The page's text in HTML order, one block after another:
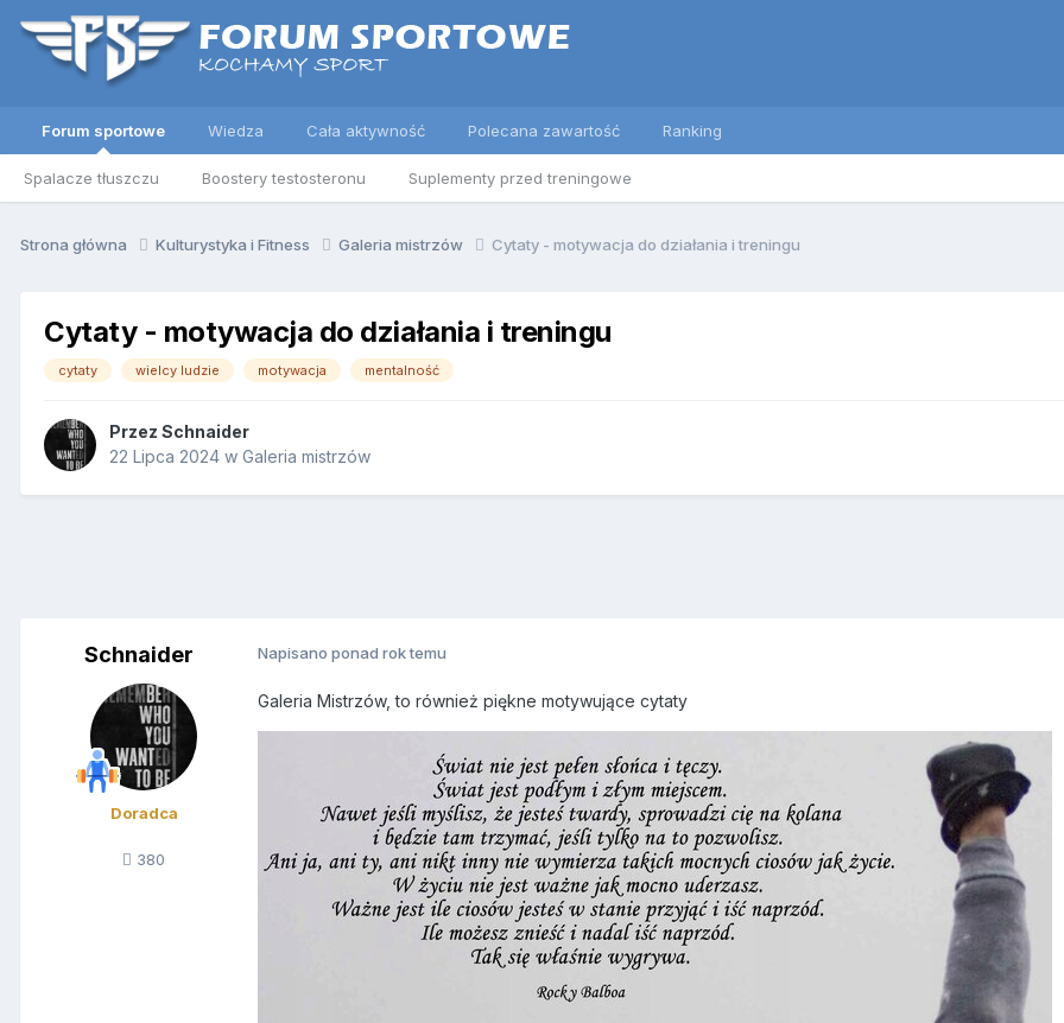
Forum sportowe
Spalacze tłuszczu Boostery testosteronu Suplementy przed treningowe
Wiedza Cała aktywność Polecana zawartość Ranking
Strona główna Kulturystyka i Fitness Galeria mistrzów Cytaty - motywacja do działania i treningu
Cytaty - motywacja do działania i treningu
cytaty wielcy ludzie motywacja mentalność
Przez Schnaider
22 Lipca 2024 w Galeria mistrzów
Schnaider
Doradca
380
Napisano ponad rok temu
Galeria Mistrzów, to również piękne motywujące cytaty